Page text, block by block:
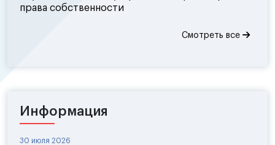
права собственности
Смотреть все
Информация
30 июля 2026